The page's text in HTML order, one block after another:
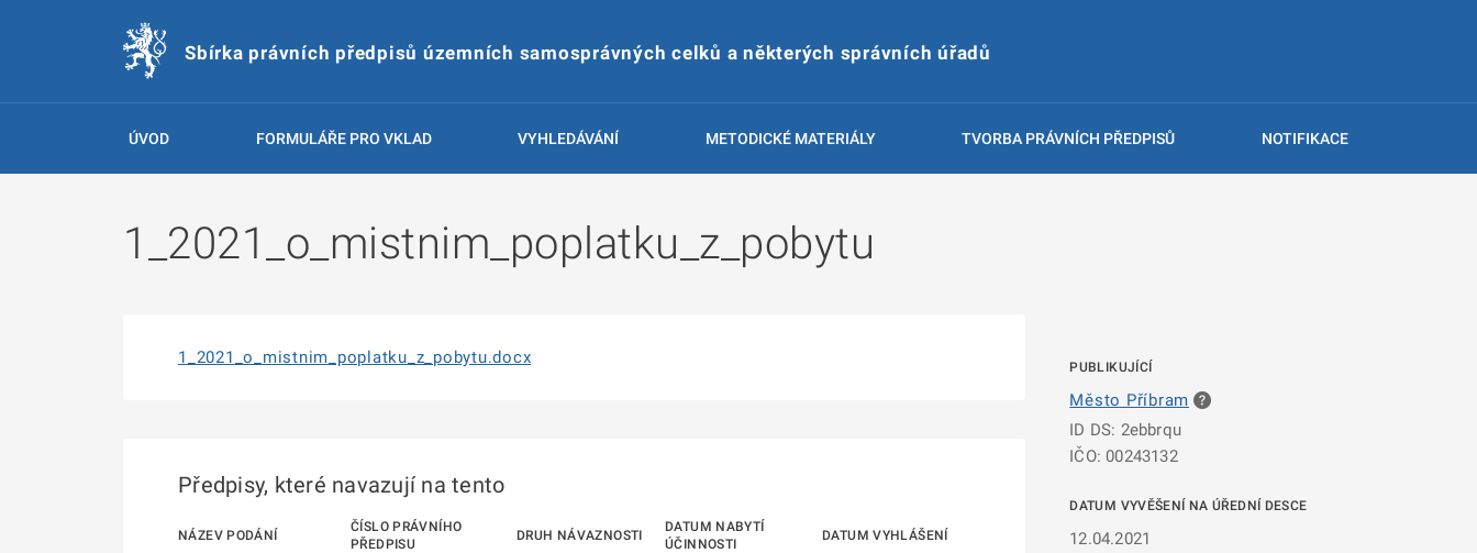
Sbírka právních předpisů územních samosprávných celků a některých správních úřadů
ÚVOD FORMULÁŘE PRO VKLAD VYHLEDÁVÁNÍ METODICKÉ MATERIÁLY TVORBA PRÁVNÍCH PŘEDPISŮ NOTIFIKACE
1_2021_o_mistnim_poplatku_z_pobytu
PUBLIKUJÍCÍ
Město Příbram
ID DS: 2ebbrqu
IČO: 00243132
DATUM VYVĚŠENÍ NA ÚŘEDNÍ DESCE
12.04.2021
1_2021_o_mistnim_poplatku_z_pobytu.docx
Předpisy, které navazují na tento
NÁZEV PODÁNÍ
ČÍSLO PRÁVNÍHO
PŘEDPISU
DRUH NÁVAZNOSTI
DATUM NABYTÍ
ÚČINNOSTI
DATUM VYHLÁŠENÍ